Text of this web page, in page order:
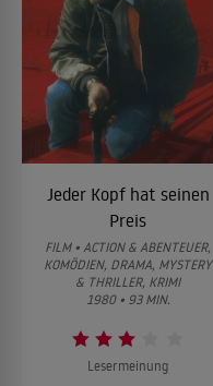
Jeder Kopf hat seinen
Preis
FILM • ACTION & ABENTEUER,
KOMÖDIEN, DRAMA, MYSTERY
& THRILLER, KRIMI
1980 • 93 MIN.
Lesermeinung